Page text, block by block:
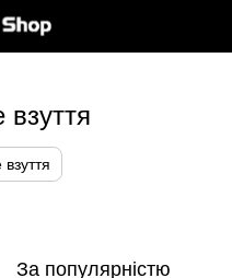
взуття
взуття
За популярністю